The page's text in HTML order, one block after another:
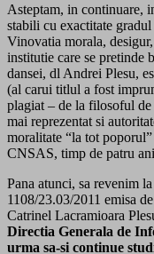
Asteptam, in continuare,
stabili cu exactitate
Vinovatia morala,
institutie care se pretinde
dansei, dl Andrei Plesu,
(al carui titlul a fost
plagiat – de la filosoful de
mai reprezentat si
moralitate “la tot
CNSAS, timp de patru
Pana atunci, sa revenim
1108/23.03/2011 emisa
Catrinel Lacramioara
Directia Generala de
urma sa-si continue